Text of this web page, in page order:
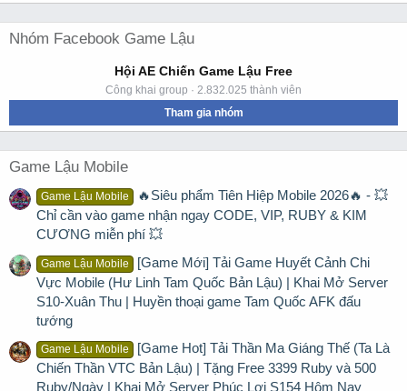
Nhóm Facebook Game Lậu
Hội AE Chiến Game Lậu Free
Công khai group · 2.832.025 thành viên
Tham gia nhóm
Game Lậu Mobile
Game Lậu Mobile
🔥Siêu phẩm Tiên Hiệp Mobile 2026🔥 - 💥
Chỉ cần vào game nhận ngay CODE, VIP, RUBY & KIM
CƯƠNG miễn phí 💥
Game Lậu Mobile
[Game Mới] Tải Game Huyết Cảnh Chi
Vực Mobile (Hư Linh Tam Quốc Bản Lậu) | Khai Mở Server
S10-Xuân Thu | Huyền thoại game Tam Quốc AFK đấu
tướng
Game Lậu Mobile
[Game Hot] Tải Thần Ma Giáng Thế (Ta Là
Chiến Thần VTC Bản Lậu) | Tặng Free 3399 Ruby và 500
Ruby/Ngày | Khai Mở Server Phúc Lợi S154 Hôm Nay